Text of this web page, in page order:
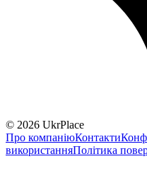
© 2026 UkrPlace
Про компаніюКонтакти
використанняПолітика